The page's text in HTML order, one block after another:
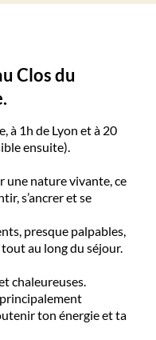
Clos du
à 1h de Lyon et à 20
ensuite).
une nature vivante, ce
s’ancrer et se
presque palpables,
au long du séjour.
chaleureuses.
ton énergie et ta